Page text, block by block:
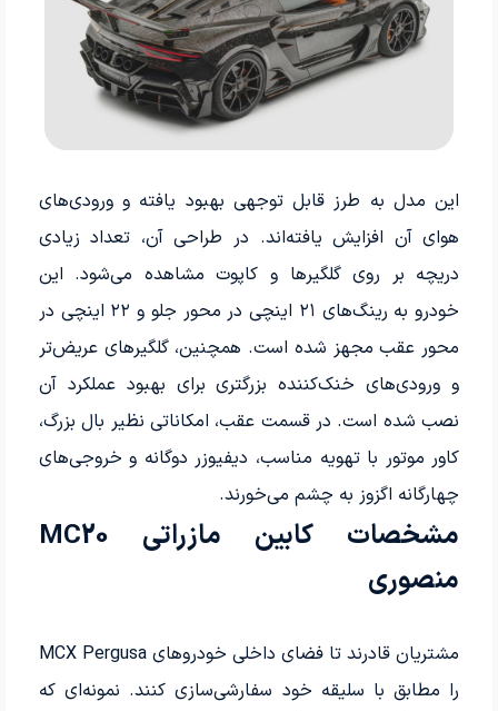
این مدل به طرز قابل توجهی بهبود یافته و ورودی‌های
هوای آن افزایش یافته‌اند. در طراحی آن، تعداد زیادی
دریچه بر روی گلگیرها و کاپوت مشاهده می‌شود. این
خودرو به رینگ‌های ۲۱ اینچی در محور جلو و ۲۲ اینچی در
محور عقب مجهز شده است. همچنین، گلگیرهای عریض‌تر
و ورودی‌های خنک‌کننده بزرگتری برای بهبود عملکرد آن
نصب شده است. در قسمت عقب، امکاناتی نظیر بال بزرگ،
کاور موتور با تهویه مناسب، دیفیوزر دوگانه و خروجی‌های
چهارگانه اگزوز به چشم می‌خورند.
مشخصات کابین مازراتی MC20
منصوری
مشتریان قادرند تا فضای داخلی خودروهای MCX Pergusa
را مطابق با سلیقه خود سفارشی‌سازی کنند. نمونه‌ای که